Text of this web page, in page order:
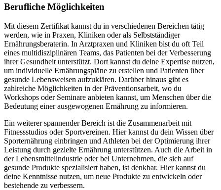
Berufliche Möglichkeiten
Mit diesem Zertifikat kannst du in verschiedenen Bereichen tätig
werden, wie in Praxen, Kliniken oder als Selbstständiger
Ernährungsberaterin. In Arztpraxen und Kliniken bist du oft Teil
eines multidisziplinären Teams, das Patienten bei der Verbesserung
ihrer Gesundheit unterstützt. Dort kannst du deine Expertise nutzen,
um individuelle Ernährungspläne zu erstellen und Patienten über
gesunde Lebensweisen aufzuklären. Darüber hinaus gibt es
zahlreiche Möglichkeiten in der Präventionsarbeit, wo du
Workshops oder Seminare anbieten kannst, um Menschen über die
Bedeutung einer ausgewogenen Ernährung zu informieren.
Ein weiterer spannender Bereich ist die Zusammenarbeit mit
Fitnessstudios oder Sportvereinen. Hier kannst du dein Wissen über
Sporternährung einbringen und Athleten bei der Optimierung ihrer
Leistung durch gezielte Ernährung unterstützen. Auch die Arbeit in
der Lebensmittelindustrie oder bei Unternehmen, die sich auf
gesunde Produkte spezialisiert haben, ist denkbar. Hier kannst du
deine Kenntnisse nutzen, um neue Produkte zu entwickeln oder
bestehende zu verbessern.